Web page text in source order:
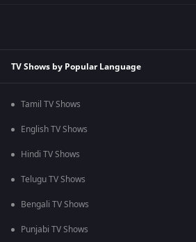
TV Shows by Popular Language
Tamil TV Shows
English TV Shows
Hindi TV Shows
Telugu TV Shows
Bengali TV Shows
Punjabi TV Shows